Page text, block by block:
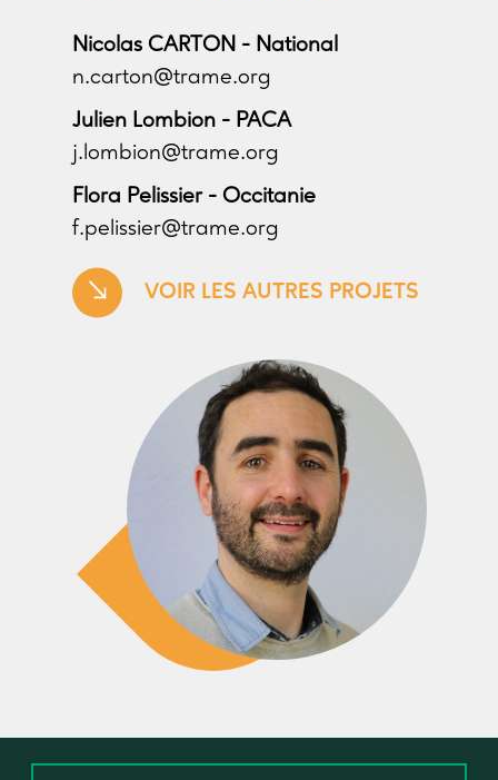
Nicolas CARTON - National
n.carton@trame.org
Julien Lombion - PACA
j.lombion@trame.org
Flora Pelissier - Occitanie
f.pelissier@trame.org
VOIR LES AUTRES PROJETS